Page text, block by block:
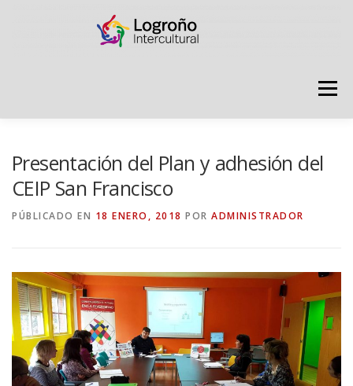
Menú
RECURSOS PUNTO DE ACOGIDA
Presentación del Plan y adhesión del
CEIP San Francisco
PÚBLICADO EN 18 ENERO, 2018 POR ADMINISTRADOR